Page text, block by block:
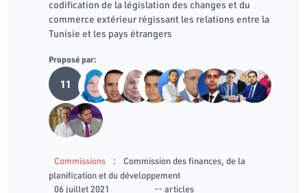
codification de la législation des changes et du
commerce extérieur régissant les relations entre la
Tunisie et les pays étrangers
Proposé par:
11
Commissions :
Commission des finances, de la
planification et du développement
06 juillet 2021
-- articles